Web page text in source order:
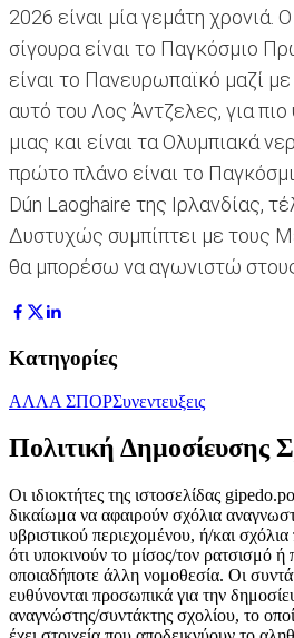
2026 είναι μία γεμάτη χρονιά.
σίγουρα είναι το Παγκόσμιο
είναι το Πανευρωπαϊκό μαζί
αυτό του Λος Άντζελες, για
μιας και είναι τα Ολυμπιακά
πρώτο πλάνο είναι το
Dún Laoghaire της Ιρλανδίας,
Δυστυχώς συμπίπτει με τους
θα μπορέσω να αγωνιστώ
Κατηγορίες
ΑΛΛΑ ΣΠΟΡΣυνεντευξεις
Πολιτική Δημοσίευσης
Οι ιδιοκτήτες της ιστοσελίδας
δικαίωμα να αφαιρούν σχόλια
υβριστικού περιεχομένου, ή/και
ότι υποκινούν το μίσος/τον ρατσισμό ή
οποιαδήποτε άλλη νομοθεσία. Οι
ευθύνονται προσωπικά για την
αναγνώστης/συντάκτης σχολίου, το